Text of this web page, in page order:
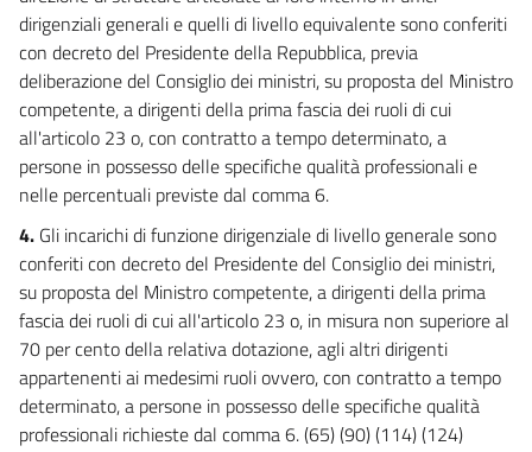
52
53
54
54 bis
55
55 bis
55 ter
55 quater
55 quinquies
55 sexies
55 septies
55 octies
dirigenziali generali e quelli di livello equivalente sono conferiti
con decreto del Presidente della Repubblica, previa
deliberazione del Consiglio dei ministri, su proposta del Ministro
competente, a dirigenti della prima fascia dei ruoli di cui
all'articolo 23 o, con contratto a tempo determinato, a
persone in possesso delle specifiche qualità professionali e
nelle percentuali previste dal comma 6.
4. Gli incarichi di funzione dirigenziale di livello generale sono
conferiti con decreto del Presidente del Consiglio dei ministri,
su proposta del Ministro competente, a dirigenti della prima
fascia dei ruoli di cui all'articolo 23 o, in misura non superiore al
70 per cento della relativa dotazione, agli altri dirigenti
appartenenti ai medesimi ruoli ovvero, con contratto a tempo
determinato, a persone in possesso delle specifiche qualità
professionali richieste dal comma 6. (65) (90) (114) (124)